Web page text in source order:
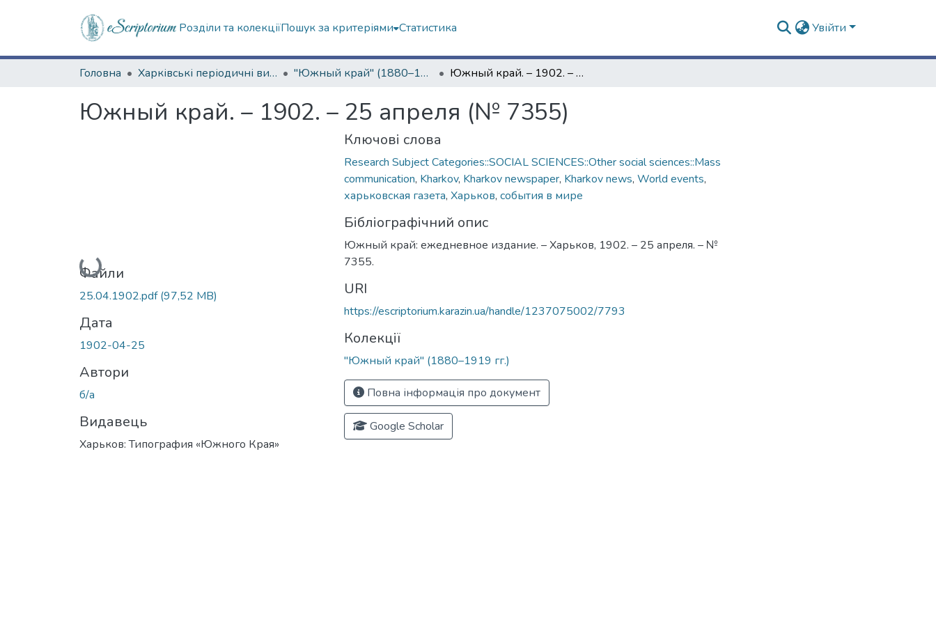
Розділи та колекціїПошук за критеріями Статистика Увійти
Головна Харківські періодичні видання "Южный край" (1880–1919 гг.) Южный край. – 1902. – 25 апреля (№ 7355)
Южный край. – 1902. – 25 апреля (№ 7355)
Вантажиться...
Файли
25.04.1902.pdf(97,52 MB)
Дата
1902-04-25
Автори
б/а
Видавець
Харьков: Типография «Южного Края»
Ключові слова
Research Subject Categories::SOCIAL SCIENCES::Other social sciences::Mass
communication, Kharkov, Kharkov newspaper, Kharkov news, World events,
харьковская газета, Харьков, события в мире
Бібліографічний опис
Южный край: ежедневное издание. – Харьков, 1902. – 25 апреля. – №
7355.
URI
https://escriptorium.karazin.ua/handle/1237075002/7793
Колекції
"Южный край" (1880–1919 гг.)
Повна інформація про документ
Google Scholar